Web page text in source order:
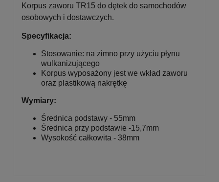
Korpus zaworu TR15 do dętek do samochodów
osobowych i dostawczych.
Specyfikacja:
Stosowanie: na zimno przy użyciu płynu
wulkanizującego
Korpus wyposażony jest we wkład zaworu
oraz plastikową nakrętkę
Wymiary:
Średnica podstawy - 55mm
Średnica przy podstawie -15,7mm
Wysokość całkowita - 38mm